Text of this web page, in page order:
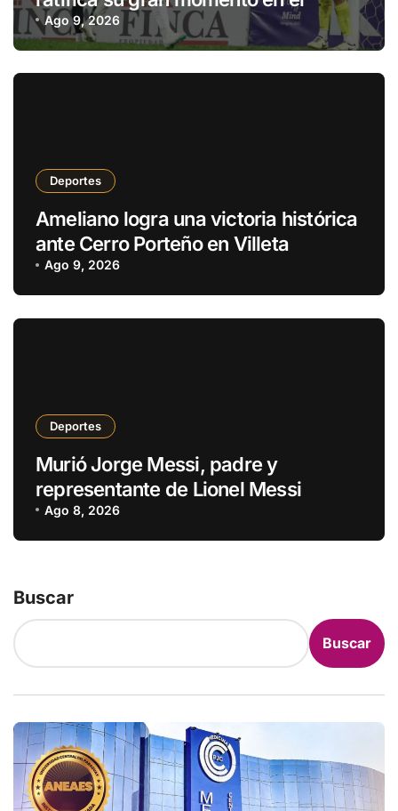
Clausura
Ago 9, 2026
Deportes
Ameliano logra una victoria histórica
ante Cerro Porteño en Villeta
Ago 9, 2026
Deportes
Murió Jorge Messi, padre y
representante de Lionel Messi
Ago 8, 2026
Buscar
Buscar